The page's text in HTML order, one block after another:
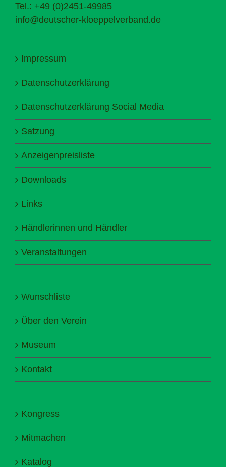
Tel.: +49 (0)2451-49985
info@deutscher-kloeppelverband.de
Impressum
Datenschutzerklärung
Datenschutzerklärung Social Media
Satzung
Anzeigenpreisliste
Downloads
Links
Händlerinnen und Händler
Veranstaltungen
Wunschliste
Über den Verein
Museum
Kontakt
Kongress
Mitmachen
Katalog